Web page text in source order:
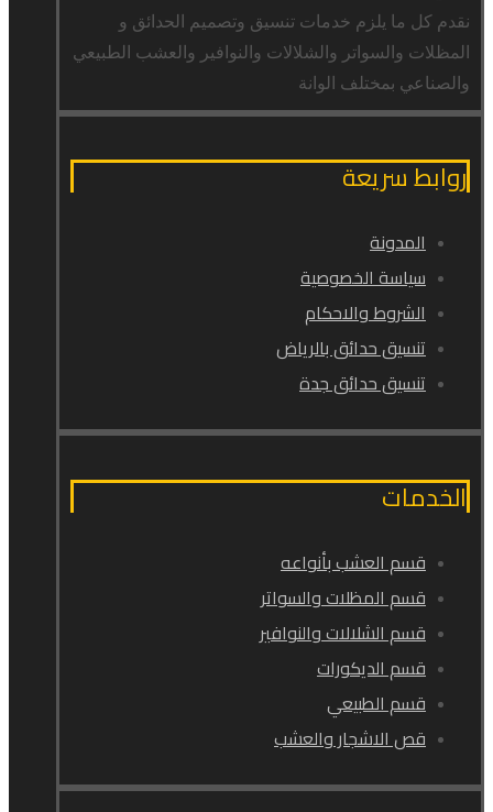
نقدم كل ما يلزم خدمات تنسيق وتصميم الحدائق و
المظلات والسواتر والشلالات والنوافير والعشب الطبيعي
والصناعي بمختلف الوانة
روابط سريعة
المدونة
سياسة الخصوصية
الشروط والاحكام
تنسيق حدائق بالرياض
تنسيق حدائق جدة
الخدمات
قسم العشب بأنواعه
قسم المظلات والسواتر
قسم الشلالات والنوافير
قسم الديكورات
قسم الطبيعي
قص الاشجار والعشب